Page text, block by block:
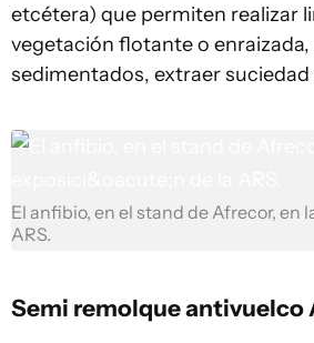
etcétera) que permiten realizar
vegetación flotante o
sedimentados, extraer
El anfibio, en el stand de Afrecor, en
ARS.
Semi remolque antivuelco